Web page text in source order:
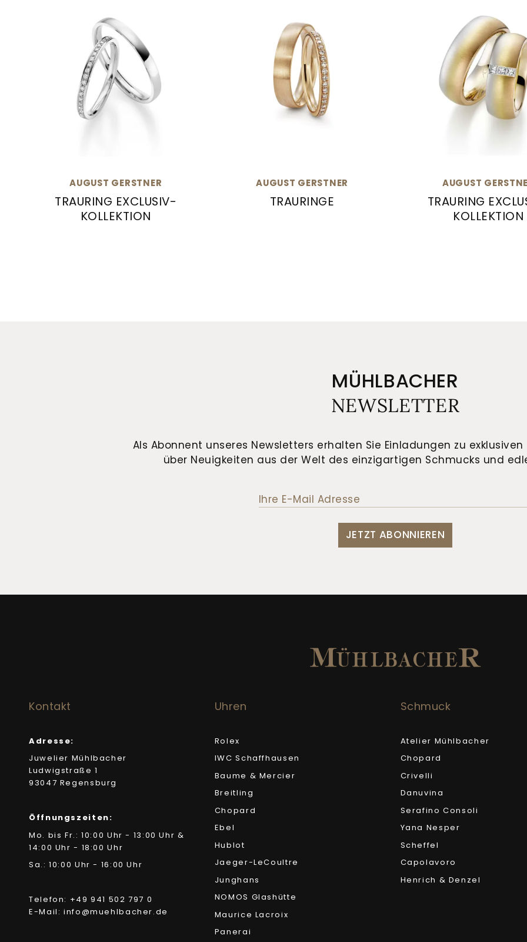
AUGUST GERSTNER
TRAURING EXCLUSIV-
KOLLEKTION
AUGUST GERSTNER
TRAURINGE
August Gerstner Trauringe, Ref: 28398/4.5-29730/2.5
AUGUST
TRAURING
KOLLEKTION
MÜHLBACHER
NEWSLETTER
Als Abonnent unseres Newsletters erhalten Sie Einladungen zu
über Neuigkeiten aus der Welt des einzigartigen Schmucks und
JETZT ABONNIEREN
Kontakt
Adresse:
Juwelier Mühlbacher
Ludwigstraße 1
93047 Regensburg
Öffnungszeiten:
Mo. bis Fr.: 10:00 Uhr - 13:00 Uhr &
14:00 Uhr - 18:00 Uhr
Sa.: 10:00 Uhr - 16:00 Uhr
Telefon: +49 941 502 797 0
E-Mail: info@muehlbacher.de
Uhren
Rolex
IWC Schaffhausen
Baume & Mercier
Breitling
Chopard
Ebel
Hublot
Jaeger-LeCoultre
Junghans
NOMOS Glashütte
Maurice Lacroix
Panerai
Schmuck
Atelier Mühlbacher
Chopard
Crivelli
Danuvina
Serafino Consoli
Yana Nesper
Scheffel
Capolavoro
Henrich & Denzel